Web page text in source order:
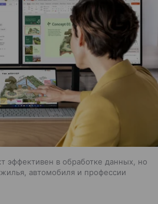
эффективен в обработке данных, но
автомобиля и профессии